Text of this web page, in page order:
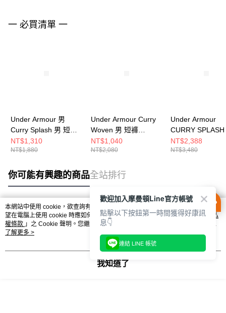
一 必買清單 一
Under Armour 男
Curry Splash 男 短褲
1387092-001
NT$1,310
NT$1,880
Under Armour Curry
Woven 男 短褲
1383373-114
NT$1,040
NT$2,080
Under Armour
CURRY
男女 籃球鞋
001
NT$2,388
NT$3,480
你可能有興趣的商品全站排行
熱門標籤
本網站中使用 cookie，欲查詢有關本網站使用 cookie 方式之詳情，及若您不希
望在電腦上使用 cookie 時應如何變更電腦的 cookie 設定，請參閱本網站「
隱私
權條款 」之 Cookie 聲明。您繼續使用本網站即表示您同意本公司得按本網站使
用條款之 Cookie 聲明使用 cookie。
了解更多 >
我知道了
歡迎加入摩曼頓Line官方帳號
點擊以下按鈕第一時間獲得好康訊
息👇
連結 LINE 帳號